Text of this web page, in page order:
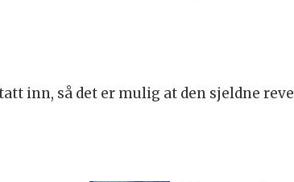
inn, så det er mulig at den sjeldne